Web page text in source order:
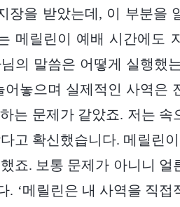
장을 받았는데, 이 부분을
메릴린이 예배 시간에도
의 말씀은 어떻게 실행했
놓으며 실제적인 사역은
는 문제가 같았죠. 저는 속
고 확신했습니다. 메릴린
죠. 보통 문제가 아니니 얼
. ‘메릴린은 내 사역을 직